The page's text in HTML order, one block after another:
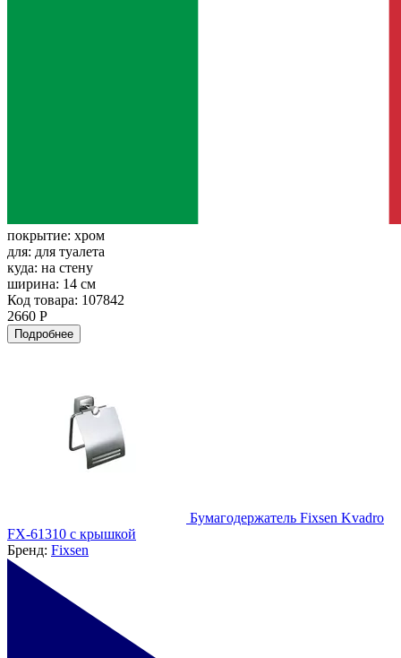
покрытие: хром
для: для туалета
куда: на стену
ширина: 14 см
Код товара: 107842
2660 Р
Подробнее
Бумагодержатель Fixsen Kvadro
FX-61310 с крышкой
Бренд: Fixsen